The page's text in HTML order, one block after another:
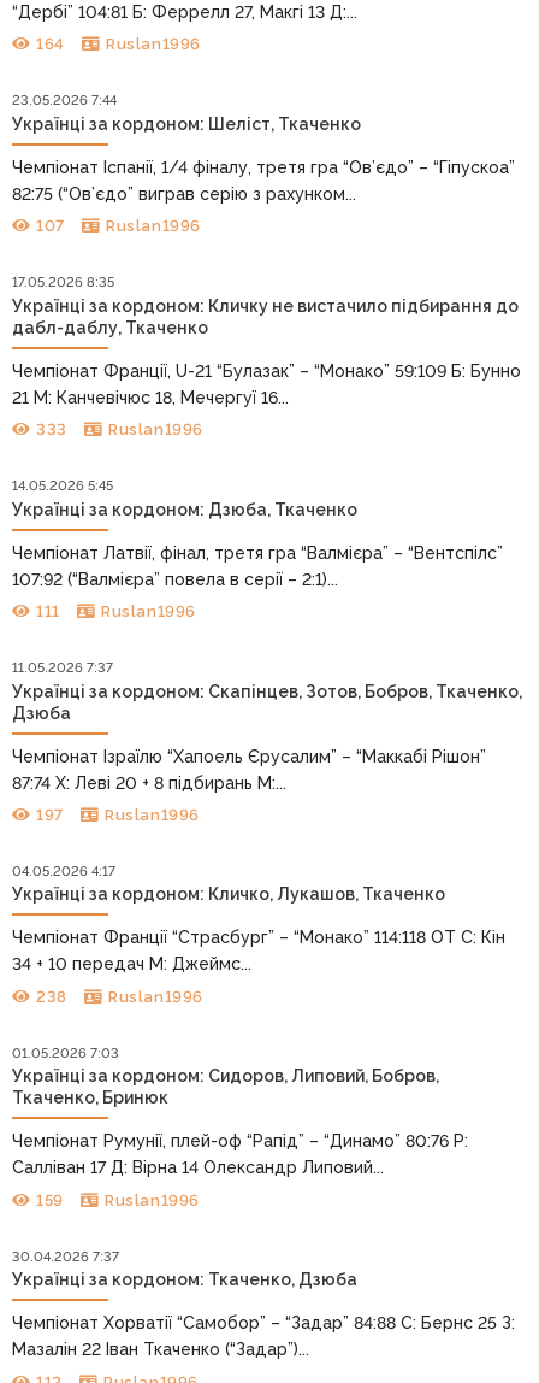
“Дербі” 104:81 Б: Феррелл 27, Макгі 13 Д:...
164 Ruslan1996
23.05.2026 7:44
Українці за кордоном: Шеліст, Ткаченко
Чемпіонат Іспанії, 1/4 фіналу, третя гра “Ов’єдо” – “Гіпускоа”
82:75 (“Ов’єдо” виграв серію з рахунком...
107 Ruslan1996
17.05.2026 8:35
Українці за кордоном: Кличку не вистачило підбирання до
дабл-даблу, Ткаченко
Чемпіонат Франції, U-21 “Булазак” – “Монако” 59:109 Б: Бунно
21 М: Канчевічюс 18, Мечергуї 16...
333 Ruslan1996
14.05.2026 5:45
Українці за кордоном: Дзюба, Ткаченко
Чемпіонат Латвії, фінал, третя гра “Валмієра” – “Вентспілс”
107:92 (“Валмієра” повела в серії – 2:1)...
111 Ruslan1996
11.05.2026 7:37
Українці за кордоном: Скапінцев, Зотов, Бобров, Ткаченко,
Дзюба
Чемпіонат Ізраїлю “Хапоель Єрусалим” – “Маккабі Рішон”
87:74 Х: Леві 20 + 8 підбирань М:...
197 Ruslan1996
04.05.2026 4:17
Українці за кордоном: Кличко, Лукашов, Ткаченко
Чемпіонат Франції “Страсбург” – “Монако” 114:118 ОТ С: Кін
34 + 10 передач М: Джеймс...
238 Ruslan1996
01.05.2026 7:03
Українці за кордоном: Сидоров, Липовий, Бобров,
Ткаченко, Бринюк
Чемпіонат Румунії, плей-оф “Рапід” – “Динамо” 80:76 Р:
Салліван 17 Д: Вірна 14 Олександр Липовий...
159 Ruslan1996
30.04.2026 7:37
Українці за кордоном: Ткаченко, Дзюба
Чемпіонат Хорватії “Самобор” – “Задар” 84:88 С: Бернс 25 З:
Мазалін 22 Іван Ткаченко (“Задар”)...